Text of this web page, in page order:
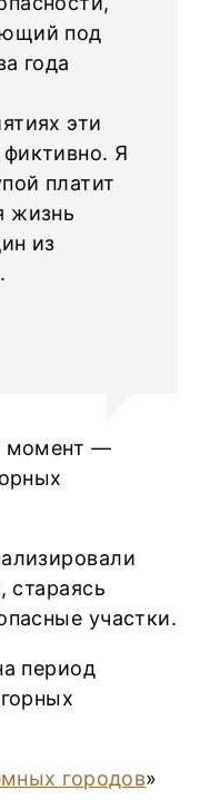
под
года
эти
Я
платит
жизнь
из
момент —
стараясь
участки.
период
городов»